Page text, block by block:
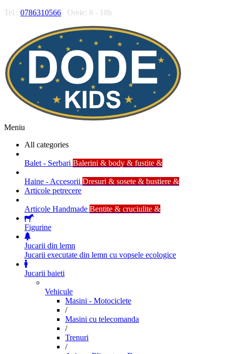
Tel : 0786310566 Orele: 8 - 18h
Meniu
All categories
Balet - Serbari Balerini & body & fustite &
Haine - Accesorii Dresuri & sosete & bustiere &
Articole petrecere
Articole Handmade Bentite & cruciulite &
Figurine
Jucarii din lemn
Jucarii executate din lemn cu vopsele ecologice
Jucarii baieti
Vehicule
Masini - Motociclete
/
Masini cu telecomanda
/
Trenuri
/